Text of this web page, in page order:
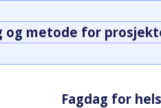
og metode for
Fagdag for